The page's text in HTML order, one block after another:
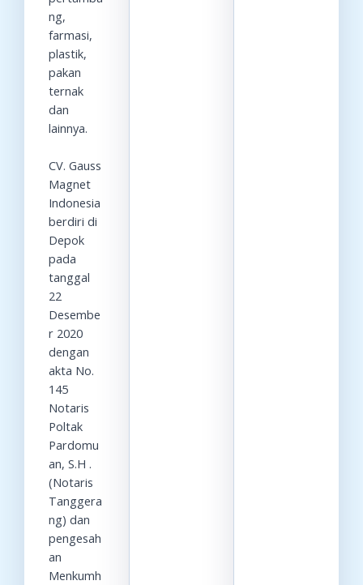
ng,
farmasi,
plastik,
pakan
ternak
dan
lainnya.
CV. Gauss
Magnet
Indonesia
berdiri di
Depok
pada
tanggal
22
Desembe
r 2020
dengan
akta No.
145
Notaris
Poltak
Pardomu
an, S.H .
(Notaris
Tanggera
ng) dan
pengesah
an
Menkumh